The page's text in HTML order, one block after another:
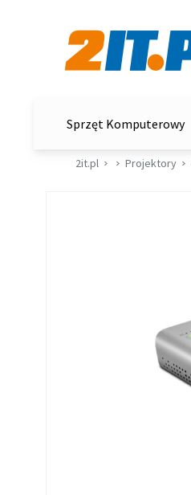
Sprzęt Komputerowy
2it.pl Projektory